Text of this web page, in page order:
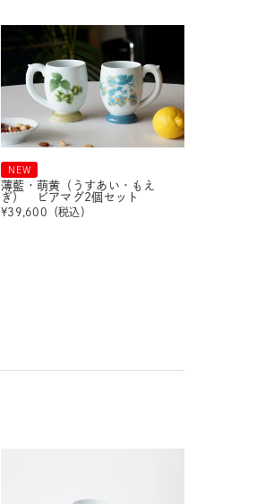
NEW
薄藍・萌黄（うすあい・もえ
ぎ） ビアマグ2個セット
¥39,600 （税込）